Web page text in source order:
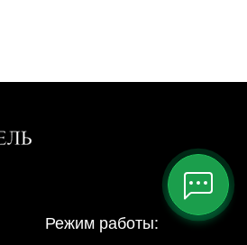
Режим работы: